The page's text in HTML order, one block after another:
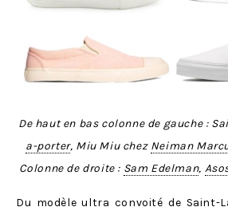
De haut en bas colonne de gauche :
a-porter, Miu Miu chez Neiman
Colonne de droite : Sam Edelman,
Du modèle ultra convoité de Saint-